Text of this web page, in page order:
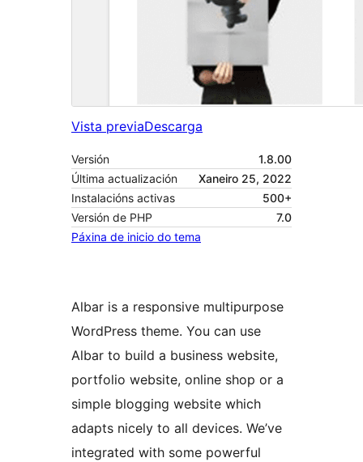
Vista previaDescarga
Versión
1.8.00
Última actualización
Xaneiro 25, 2022
Instalacións activas
500+
Versión de PHP
7.0
Páxina de inicio do tema
Albar is a responsive multipurpose
WordPress theme. You can use
Albar to build a business website,
portfolio website, online shop or a
simple blogging website which
adapts nicely to all devices. We’ve
integrated with some powerful